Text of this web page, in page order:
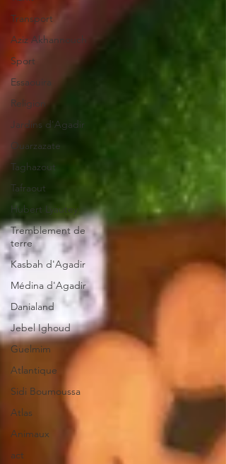
Transport
Aziz Akhannouch
Sport
Essaouira
Religion
Jardins d'Agadir
Ouarzazate
Taghazout
Tafraout
Hubert Lyautey
Tremblement de
terre
Kasbah d'Agadir
Médina d'Agadir
Danialand
Jebel Ighoud
Guelmim
Atlantique
Sidi Boumoussa
Atlas
Animaux
act